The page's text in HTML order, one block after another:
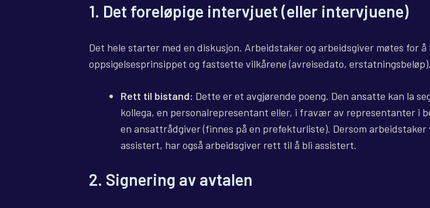
1. Det foreløpige intervjuet (eller intervjuene)
Det hele starter med en diskusjon. Arbeidstaker og arbeidsgiver møtes for å
oppsigelsesprinsippet og fastsette vilkårene (avreisedato, erstatningsbeløp).
Rett til bistand: Dette er et avgjørende poeng. Den ansatte kan la
kollega, en personalrepresentant eller, i fravær av representanter i
en ansattrådgiver (finnes på en prefekturliste). Dersom arbeidstaker
assistert, har også arbeidsgiver rett til å bli assistert.
2. Signering av avtalen